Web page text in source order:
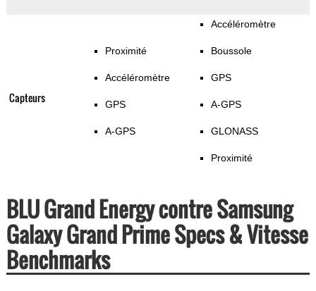
Capteurs
Proximité
Accéléromètre
GPS
A-GPS
Accéléromètre
Boussole
GPS
A-GPS
GLONASS
Proximité
BLU Grand Energy contre Samsung
Galaxy Grand Prime Specs & Vitesse
Benchmarks